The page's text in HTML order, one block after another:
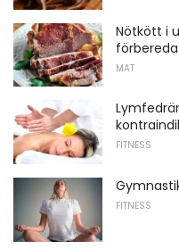
Nötkött i
MAT
FITNESS
FITNESS